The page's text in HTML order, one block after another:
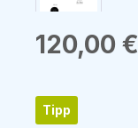
Regulärer Preis:
120,00 €
Tipp